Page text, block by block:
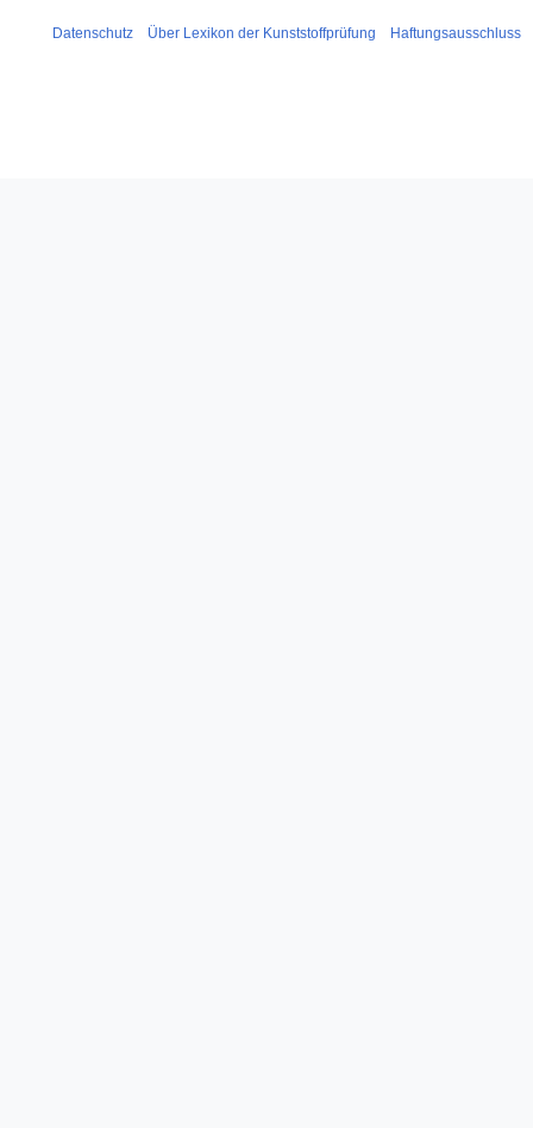
Datenschutz Über Lexikon der Kunststoffprüfung Haftungsausschluss